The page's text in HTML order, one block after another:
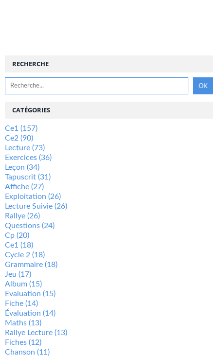
RECHERCHE
CATÉGORIES
Ce1 (157)
Ce2 (90)
Lecture (73)
Exercices (36)
Leçon (34)
Tapuscrit (31)
Affiche (27)
Exploitation (26)
Lecture Suivie (26)
Rallye (26)
Questions (24)
Cp (20)
Ce1 (18)
Cycle 2 (18)
Grammaire (18)
Jeu (17)
Album (15)
Evaluation (15)
Fiche (14)
Évaluation (14)
Maths (13)
Rallye Lecture (13)
Fiches (12)
Chanson (11)